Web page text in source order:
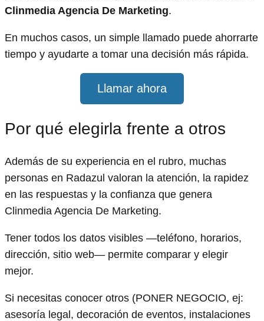
Clinmedia Agencia De Marketing.
En muchos casos, un simple llamado puede ahorrarte
tiempo y ayudarte a tomar una decisión más rápida.
Llamar ahora
Por qué elegirla frente a otros
Además de su experiencia en el rubro, muchas
personas en Radazul valoran la atención, la rapidez
en las respuestas y la confianza que genera
Clinmedia Agencia De Marketing.
Tener todos los datos visibles —teléfono, horarios,
dirección, sitio web— permite comparar y elegir
mejor.
Si necesitas conocer otros (PONER NEGOCIO, ej:
asesoría legal, decoración de eventos, instalaciones